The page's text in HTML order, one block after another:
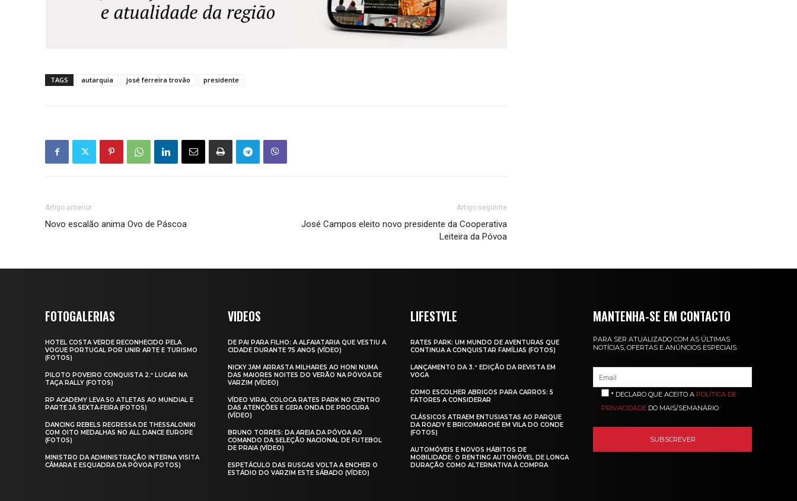
TAGS autarquia josé ferreira trovão presidente
Artigo anterior
Novo escalão anima Ovo de Páscoa
Artigo seguinte
José Campos eleito novo presidente da Cooperativa
Leiteira da Póvoa
FOTOGALERIAS
HOTEL COSTA VERDE RECONHECIDO PELA
VOGUE PORTUGAL POR UNIR ARTE E TURISMO
(FOTOS)
PILOTO POVEIRO CONQUISTA 2.º LUGAR NA
TAÇA RALLY (FOTOS)
RP ACADEMY LEVA 50 ATLETAS AO MUNDIAL E
PARTE JÁ SEXTA‑FEIRA (FOTOS)
DANCING REBELS REGRESSA DE THESSALONIKI
COM OITO MEDALHAS NO ALL DANCE EUROPE
(FOTOS)
MINISTRO DA ADMINISTRAÇÃO INTERNA VISITA
CÂMARA E ESQUADRA DA PÓVOA (FOTOS)
VIDEOS
DE PAI PARA FILHO: A ALFAIATARIA QUE VESTIU A
CIDADE DURANTE 75 ANOS (VÍDEO)
NICKY JAM ARRASTA MILHARES AO HONI NUMA
DAS MAIORES NOITES DO VERÃO NA PÓVOA DE
VARZIM (VÍDEO)
VÍDEO VIRAL COLOCA RATES PARK NO CENTRO
DAS ATENÇÕES E GERA ONDA DE PROCURA
(VÍDEO)
BRUNO TORRES: DA AREIA DA PÓVOA AO
COMANDO DA SELEÇÃO NACIONAL DE FUTEBOL
DE PRAIA (VÍDEO)
ESPETÁCULO DAS RUSGAS VOLTA A ENCHER O
ESTÁDIO DO VARZIM ESTE SÁBADO (VÍDEO)
LIFESTYLE
RATES PARK: UM MUNDO DE AVENTURAS QUE
CONTINUA A CONQUISTAR FAMÍLIAS (FOTOS)
LANÇAMENTO DA 3.ª EDIÇÃO DA REVISTA EM
VOGA
COMO ESCOLHER ABRIGOS PARA CARROS: 5
FATORES A CONSIDERAR
CLÁSSICOS ATRAEM ENTUSIASTAS AO PARQUE
DA ROADY E BRICOMARCHÉ EM VILA DO CONDE
(FOTOS)
AUTOMÓVEIS E NOVOS HÁBITOS DE
MOBILIDADE: O RENTING AUTOMÓVEL DE LONGA
DURAÇÃO COMO ALTERNATIVA À COMPRA
MANTENHA-SE EM CONTACTO
PARA SER ATUALIZADO COM AS ÚLTIMAS
NOTÍCIAS, OFERTAS E ANÚNCIOS ESPECIAIS.
* DECLARO QUE ACEITO A POLÍTICA DE
PRIVACIDADE DO MAIS/SEMANÁRIO